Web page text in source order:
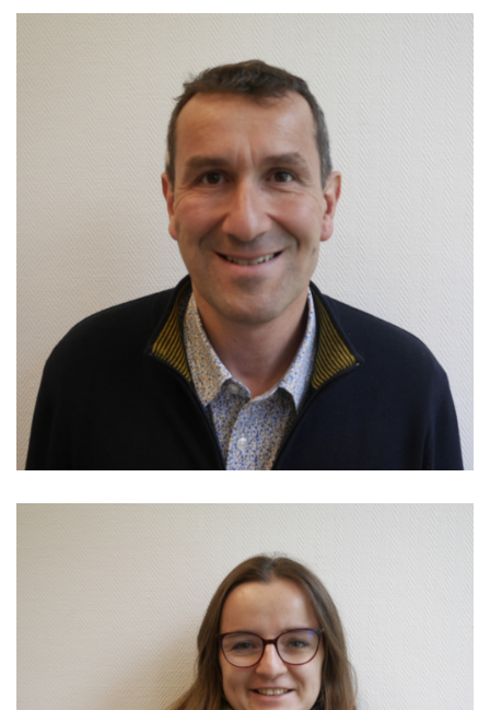
MAINTIEN DE L'AUTONOMIE, BIEN-VEILLIR,
AIDANCE